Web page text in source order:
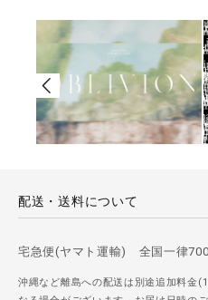
配送・送料について
宅急便(ヤマト運輸) 全国一律700
沖縄など離島への配送は別途追加料金